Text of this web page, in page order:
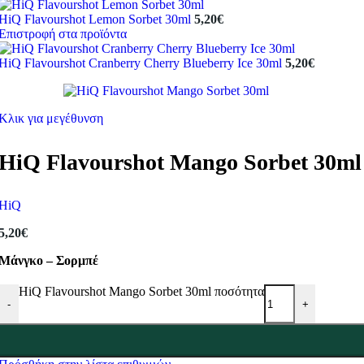
Flavourshot Lemon Sorbet 30ml 5,20€
στα προϊόντα
Flavourshot Cranberry Cherry Blueberry Ice 30ml 5,20€
για μεγέθυνση
Flavourshot Mango Sorbet 30ml
€
– Σορμπέ
-
HiQ Flavourshot Mango Sorbet 30ml ποσότητα
+